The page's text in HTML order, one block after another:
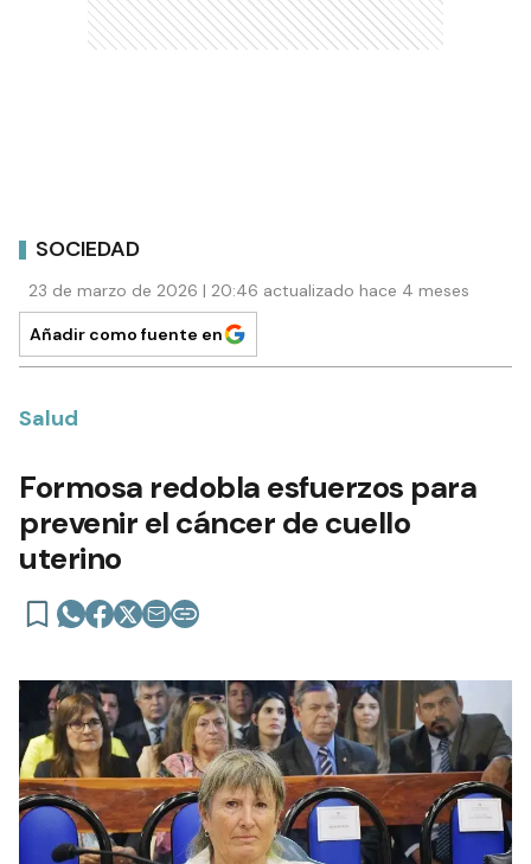
SOCIEDAD
23 de marzo de 2026 | 20:46 actualizado hace 4 meses
Añadir como fuente en
Salud
Formosa redobla esfuerzos para
prevenir el cáncer de cuello
uterino